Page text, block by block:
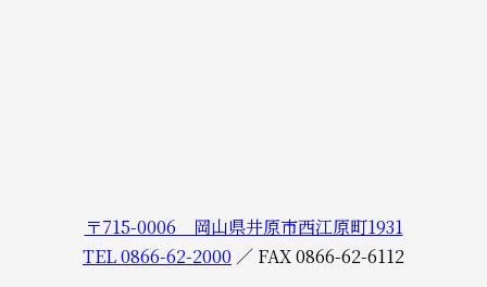
〒715-0006 岡山県井原市西江原町1931
TEL 0866-62-2000 ／ FAX 0866-62-6112